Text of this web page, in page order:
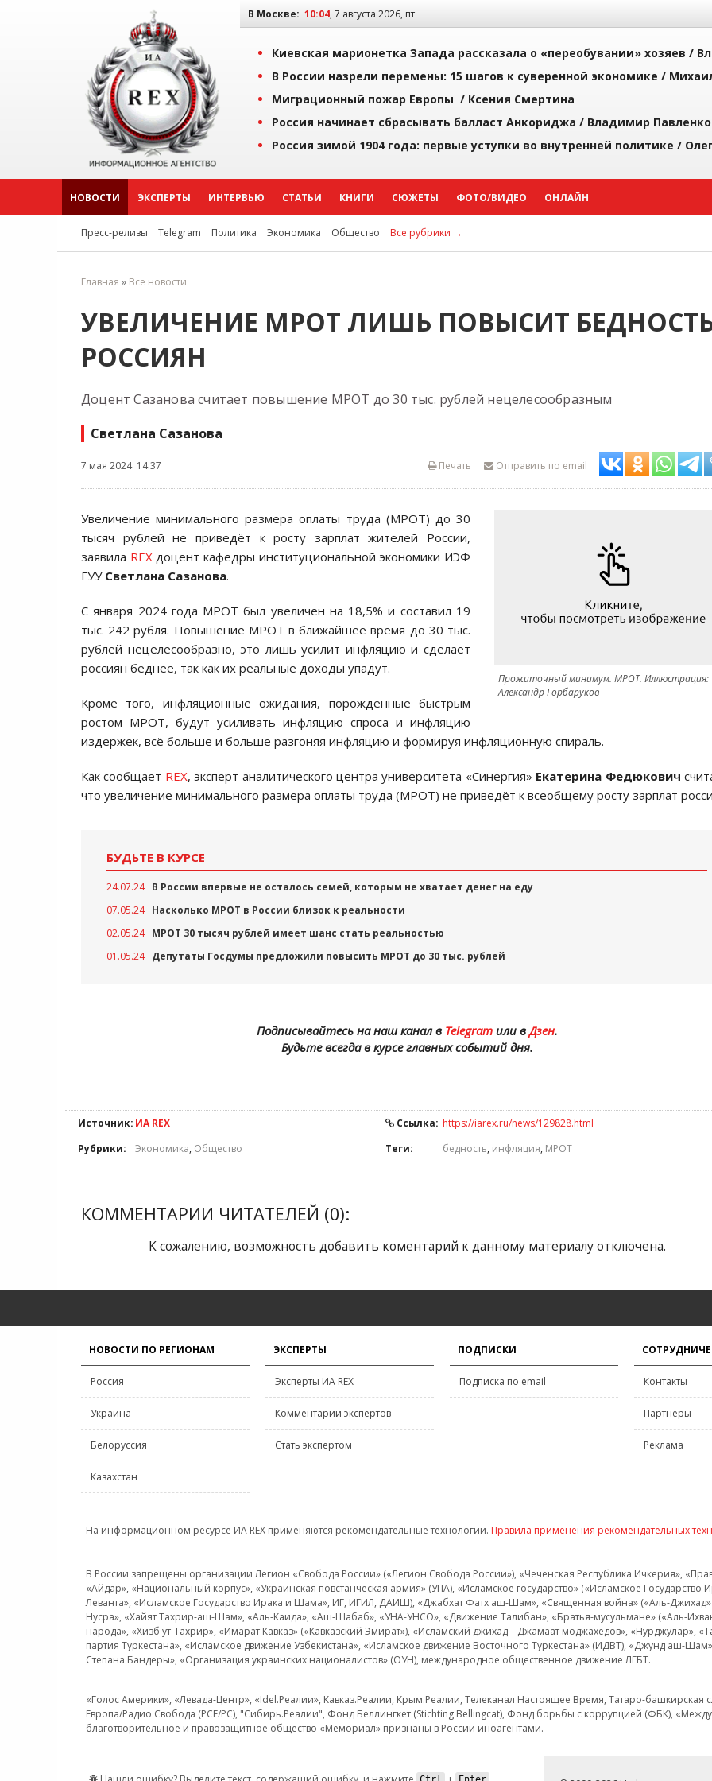
В Москве: 10:04, 7 августа 2026, пт
Киевская марионетка Запада рассказала о «переобувании» хозяев /
В России назрели перемены: 15 шагов к суверенной экономике /
Миграционный пожар Европы / Ксения Смертина
Россия начинает сбрасывать балласт Анкориджа / Владимир Павленко
Россия зимой 1904 года: первые уступки во внутренней политике /
НОВОСТИ ЭКСПЕРТЫ ИНТЕРВЬЮ СТАТЬИ КНИГИ СЮЖЕТЫ ФОТО/ВИДЕО ОНЛАЙН
Пресс-релизы Telegram Политика Экономика Общество Все рубрики →
Главная » Все новости
УВЕЛИЧЕНИЕ МРОТ ЛИШЬ ПОВЫСИТ
РОССИЯН
Доцент Сазанова считает повышение МРОТ до 30 тыс. рублей нецелесообразным
Светлана Сазанова
7 мая 2024 14:37 Отправить по email
Печать
Прожиточный минимум. МРОТ. Иллюстрация:
Александр Горбаруков
Увеличение минимального размера оплаты труда (МРОТ) до 30
тысяч рублей не приведёт к росту зарплат жителей России,
заявила REXдоцент кафедры институциональной экономики ИЭФ
ГУУ Светлана Сазанова.
С января 2024 года МРОТ был увеличен на 18,5% и составил 19
тыс. 242 рубля. Повышение МРОТ в ближайшее время до 30 тыс.
рублей нецелесообразно, это лишь усилит инфляцию и сделает
россиян беднее, так как их реальные доходы упадут.
Кроме того, инфляционные ожидания, порождённые быстрым
ростом МРОТ, будут усиливать инфляцию спроса и инфляцию
издержек, всё больше и больше разгоняя инфляцию и формируя инфляционную спираль.
Как сообщает REX, эксперт аналитического центра университета «Синергия» Екатерина Федюкович
что увеличение минимального размера оплаты труда (МРОТ) не приведёт к всеобщему росту зарплат
БУДЬТЕ В КУРСЕ
24.07.24 В России впервые не осталось семей, которым не хватает денег на еду
07.05.24 Насколько МРОТ в России близок к реальности
02.05.24 МРОТ 30 тысяч рублей имеет шанс стать реальностью
01.05.24 Депутаты Госдумы предложили повысить МРОТ до 30 тыс. рублей
Подписывайтесь на наш канал в Telegramили вДзен.
Будьте всегда в курсе главных событий дня.
Источник: ИА REX Ссылка: https://iarex.ru/news/129828.html
Рубрики:
Экономика, Общество Теги: бедность, инфляция, МРОТ
КОММЕНТАРИИ ЧИТАТЕЛЕЙ (0):
К сожалению, возможность добавить коментарий к данному материалу отключена.
НОВОСТИ ПО РЕГИОНАМ
Россия
Украина
Белоруссия
Казахстан
ЭКСПЕРТЫ
Эксперты ИА REX
Комментарии экспертов
Стать экспертом
ПОДПИСКИ
Подписка по email Контакты
Партнёры
Реклама
На информационном ресурсе ИА REX применяются рекомендательные технологии. Правила применения рекомендательных
В России запрещены организации Легион «Свобода России» («Легион Свобода России»), «Чеченская Республика Ичкерия»,
«Айдар», «Национальный корпус», «Украинская повстанческая армия» (УПА), «Исламское государство» («Исламское
Леванта», «Исламское Государство Ирака и Шама», ИГ, ИГИЛ, ДАИШ), «Джабхат Фатх аш-Шам», «Священная война» («Аль-Джихад»
Нусра», «Хайят Тахрир-аш-Шам», «Аль-Каида», «Аш-Шабаб», «УНА-УНСО», «Движение Талибан», «Братья-мусульмане» («Аль-
народа», «Хизб ут-Тахрир», «Имарат Кавказ» («Кавказский Эмират»), «Исламский джихад – Джамаат моджахедов», «Нурджулар»,
партия Туркестана», «Исламское движение Узбекистана», «Исламское движение Восточного Туркестана» (ИДВТ), «Джунд аш-
Степана Бандеры», «Организация украинских националистов» (ОУН), международное общественное движение ЛГБТ.
«Голос Америки», «Левада-Центр», «Idel.Реалии», Кавказ.Реалии, Крым.Реалии, Телеканал Настоящее Время, Татаро-
Европа/Радио Свобода (PCE/PC), "Сибирь.Реалии", Фонд Беллингкет (Stichting Bellingcat), Фонд борьбы с коррупцией (ФБК),
благотворительное и правозащитное общество «Мемориал» признаны в России иноагентами.